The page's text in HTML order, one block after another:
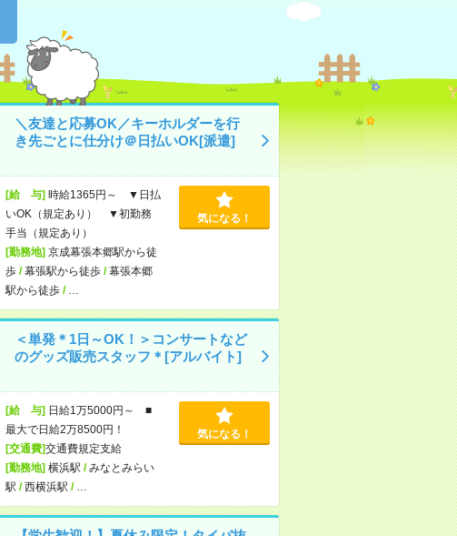
＼友達と応募OK／キーホルダーを行
き先ごとに仕分け＠日払いOK[派遣]
[給 与]時給1365円～ ▼日払
いOK（規定あり） ▼初勤務
手当（規定あり）
[勤務地]京成幕張本郷駅から徒
歩/幕張駅から徒歩/幕張本郷
駅から徒歩/
気になる！
＜単発＊1日～OK！＞コンサートなど
のグッズ販売スタッフ＊[アルバイト]
[給 与]日給1万5000円～ ■
最大で日給2万8500円！
[交通費]交通費規定支給
[勤務地]横浜駅 /みなとみらい
駅 /西横浜駅 /
気になる！